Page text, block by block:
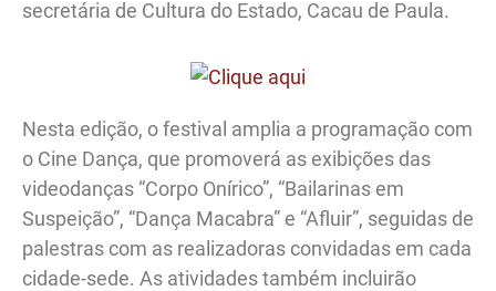
secretária de Cultura do Estado, Cacau de Paula.
Nesta edição, o festival amplia a programação com
o Cine Dança, que promoverá as exibições das
videodanças “Corpo Onírico”, “Bailarinas em
Suspeição”, “Dança Macabra” e “Afluir”, seguidas de
palestras com as realizadoras convidadas em cada
cidade-sede. As atividades também incluirão